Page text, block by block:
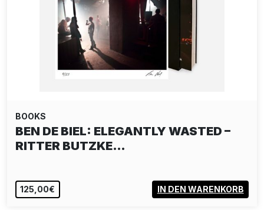
BOOKS
BEN DE BIEL: ELEGANTLY WASTED –
RITTER BUTZKE…
125,00€ IN DEN WARENKORB